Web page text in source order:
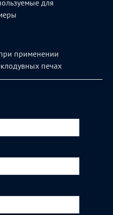
для
применении
печах